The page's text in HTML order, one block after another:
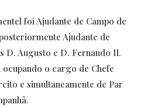
foi Ajudante de Campo de
Ajudante de
D. Augusto e D. Fernando II.
o cargo de Chefe
e simultaneamente de Par